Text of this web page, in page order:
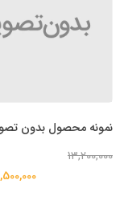
نمونه محصول بدون
13,200,000
12,500,000